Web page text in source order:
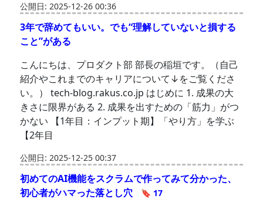
公開日: 2025-12-26 00:36
3年で辞めてもいい。でも“理解していないと損する
こと”がある
こんにちは、プロダクト部 部長の稲垣です。（自己
紹介やこれまでのキャリアについて↓をご覧くださ
い。） tech-blog.rakus.co.jp はじめに 1. 成果の大
きさに限界がある 2. 成果を出すための「筋力」がつ
かない 【1年目：インプット期】「やり方」を学ぶ
【2年目
公開日: 2025-12-25 00:37
初めてのAI機能をスクラムで作ってみて分かった、
初心者がハマった落とし穴
🔖 17